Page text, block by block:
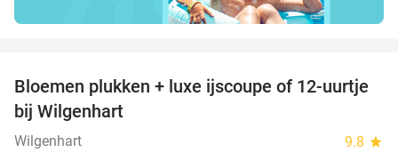
40%
Bloemen plukken + luxe ijscoupe of 12-uurtje
bij Wilgenhart
Wilgenhart 9.8 star